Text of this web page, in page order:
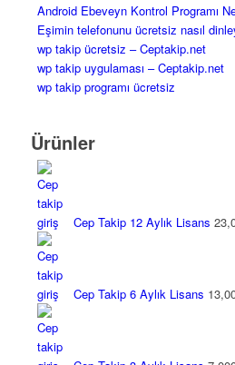
Android Ebeveyn Kontrol Programı
Eşimin telefonunu ücretsiz nasıl
wp takip ücretsiz – Ceptakip.net
wp takip uygulaması – Ceptakip.net
wp takip programı ücretsiz
Ürünler
Cep Takip 12 Aylık Lisans
Cep Takip 6 Aylık Lisans